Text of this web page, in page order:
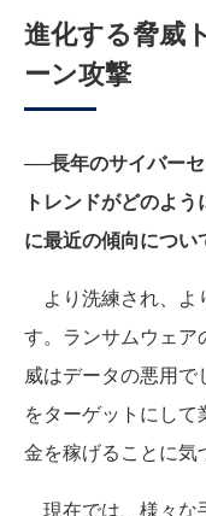
進化する脅威
ーン攻撃
──長年のサイバー
トレンドがどのよ
に最近の傾向につい
より洗練され、よ
す。ランサムウェア
威はデータの悪用
をターゲットにし
金を稼げることに気
現在では、様々な